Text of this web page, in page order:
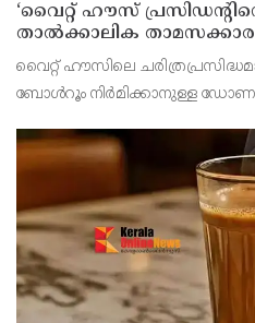
‘വൈറ്റ് ഹൗസ്
താൽക്കാലിക
പൊളിച്ചുമാറ്റി ബോൾറൂം
നീക്കങ്ങൾക്ക് കോടതിയുടെ
വൈറ്റ് ഹൗസിലെ
ബോൾറൂം നിർമിക്കാനുള്ള
നവീകരണ പ്രവർത്തനങ്ങൾക്ക്